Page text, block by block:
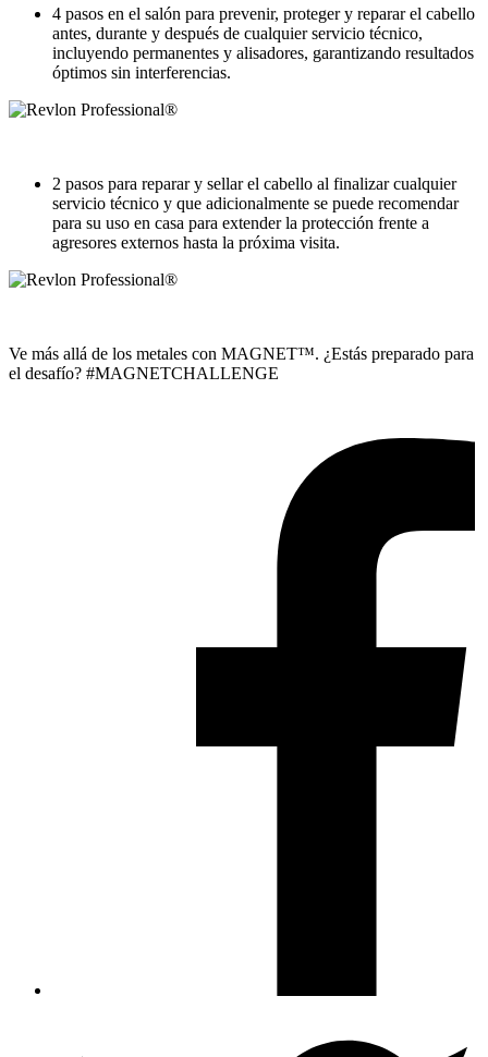
4 pasos en el salón para prevenir, proteger y reparar el cabello
antes, durante y después de cualquier servicio técnico,
incluyendo permanentes y alisadores, garantizando resultados
óptimos sin interferencias.
2 pasos para reparar y sellar el cabello al finalizar cualquier
servicio técnico y que adicionalmente se puede recomendar
para su uso en casa para extender la protección frente a
agresores externos hasta la próxima visita.
Ve más allá de los metales con MAGNET™. ¿Estás preparado para
el desafío? #MAGNETCHALLENGE